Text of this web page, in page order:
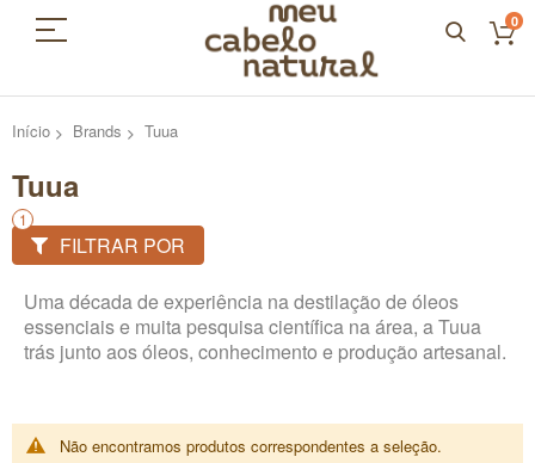
0
Início Brands Tuua
Tuua
Uma década de experiência na destilação de óleos
essenciais e muita pesquisa científica na área, a Tuua
trás junto aos óleos, conhecimento e produção artesanal.
Não encontramos produtos correspondentes a seleção.
FILTRAR POR